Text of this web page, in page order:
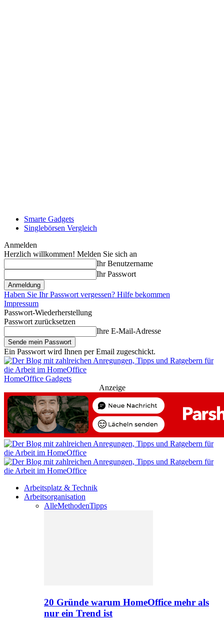
Smarte Gadgets
Singlebörsen Vergleich
Anmelden
Herzlich willkommen! Melden Sie sich an
Ihr Benutzername
Ihr Passwort
Haben Sie Ihr Passwort vergessen? Hilfe bekommen
Impressum
Passwort-Wiederherstellung
Passwort zurücksetzen
Ihre E-Mail-Adresse
Ein Passwort wird Ihnen per Email zugeschickt.
HomeOffice Gadgets
Anzeige
Arbeitsplatz & Technik
Arbeitsorganisation
AlleMethodenTipps
20 Gründe warum HomeOffice mehr als
nur ein Trend ist